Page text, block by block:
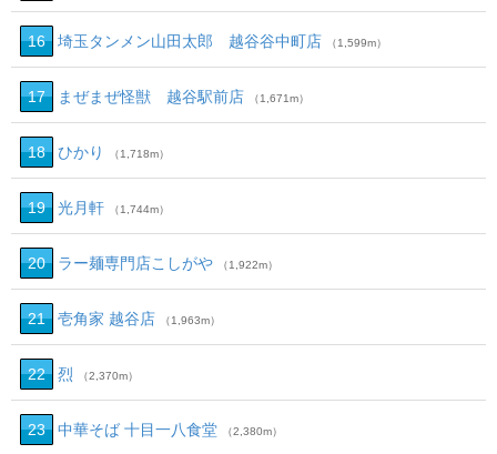
16 埼玉タンメン山田太郎 越谷谷中町店 （1,599m）
17 まぜまぜ怪獣 越谷駅前店 （1,671m）
18 ひかり （1,718m）
19 光月軒 （1,744m）
20 ラー麺専門店こしがや （1,922m）
21 壱角家 越谷店 （1,963m）
22 烈 （2,370m）
23 中華そば 十目一八食堂 （2,380m）